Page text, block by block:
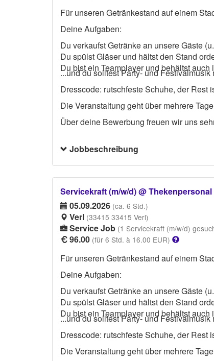
Für unseren Getränkestand auf einem
Deine Aufgaben:
Du verkaufst Getränke an unsere Gäste
Du spülst Gläser und hältst den Stand
Du bist ein Teamplayer und behältst
...und du solltest Party- und
Dresscode: rutschfeste Schuhe, der Rest
Die Veranstaltung geht über mehrere
Über deine Bewerbung freuen wir uns
Jobbeschreibung
Servicekraft (m/w/d) @
05.09.2026 (ca. 6 Std.)
Verl (33415 33415 Verl)
Service Job (1 Servicekraft (m/w/d)
96.00 (für 6 Std. à 16.00 EUR)
Für unseren Getränkestand auf einem
Deine Aufgaben:
Du verkaufst Getränke an unsere Gäste
Du spülst Gläser und hältst den Stand
Du bist ein Teamplayer und behältst
...und du solltest Party- und
Dresscode: rutschfeste Schuhe, der Rest
Die Veranstaltung geht über mehrere